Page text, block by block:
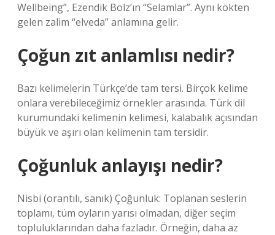
Wellbeing”, Ezendik Bolz’ın “Selamlar”. Aynı kökten
gelen zalim “elveda” anlamına gelir.
Çoğun zıt anlamlısı nedir?
Bazı kelimelerin Türkçe’de tam tersi. Birçok kelime
onlara verebileceğimiz örnekler arasında. Türk dil
kurumundaki kelimenin kelimesi, kalabalık açısından
büyük ve aşırı olan kelimenin tam tersidir.
Çoğunluk anlayışı nedir?
Nisbi (orantılı, sanık) Çoğunluk: Toplanan seslerin
toplamı, tüm oyların yarısı olmadan, diğer seçim
topluluklarından daha fazladır. Örneğin, daha az